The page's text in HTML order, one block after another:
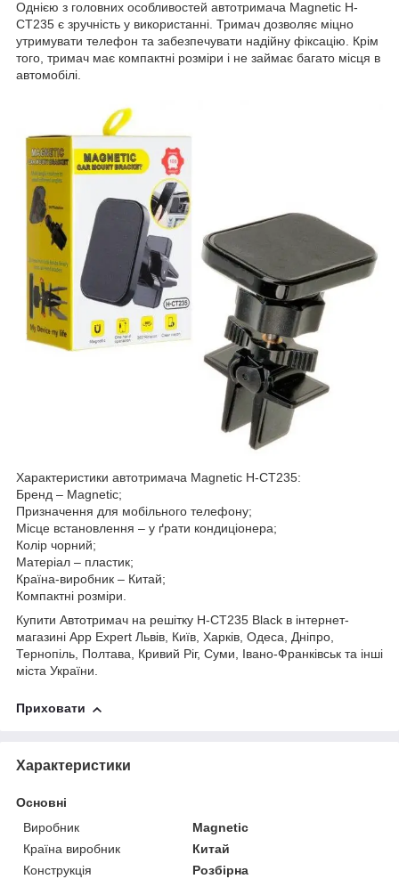
Однією з головних особливостей автотримача Magnetic H-
CT235 є зручність у використанні. Тримач дозволяє міцно
утримувати телефон та забезпечувати надійну фіксацію. Крім
того, тримач має компактні розміри і не займає багато місця в
автомобілі.
Характеристики автотримача Magnetic H-CT235:
Бренд – Magnetic;
Призначення для мобільного телефону;
Місце встановлення – у ґрати кондиціонера;
Колір чорний;
Матеріал – пластик;
Країна-виробник – Китай;
Компактні розміри.
Купити Автотримач на решітку H-CT235 Black в інтернет-
магазині App Expert Львів, Київ, Харків, Одеса, Дніпро,
Тернопіль, Полтава, Кривий Ріг, Суми, Івано-Франківськ та інші
міста України.
Приховати
Характеристики
Основні
Виробник
Magnetic
Країна виробник
Китай
Конструкція
Розбірна